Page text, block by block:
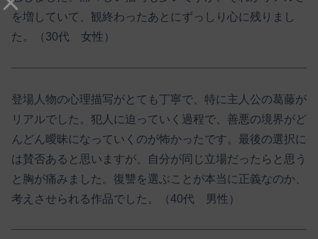
を増していて、観終わったあとにずっしり心に残りまし
た。（30代 女性）
登場人物の心理描写がとても丁寧で、特に主人公の葛藤が
リアルでした。犯人に迫っていく過程で、善悪の境界がど
んどん曖昧になっていくのが怖かったです。最後の選択に
は賛否あると思いますが、自分が同じ立場だったらと思う
と胸が痛みました。復讐を選ぶことが本当に正義なのか、
考えさせられる作品でした。（40代 男性）